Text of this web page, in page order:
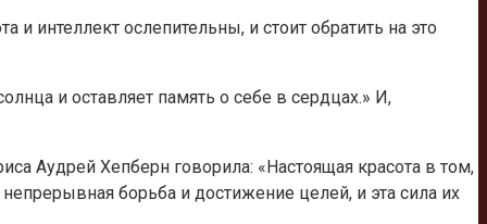
интеллект ослепительны, и стоит обратить на это
и оставляет память о себе в сердцах.» И,
Аудрей Хепберн говорила: «Настоящая красота в том,
борьба и достижение целей, и эта сила их